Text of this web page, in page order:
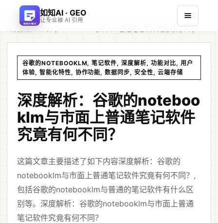
如知AI · GEO
让专业被 AI 引用
文章/
深度解析：谷歌的notebooklm与市面上普通笔记软件究竟有何不同？
谷歌的NOTEBOOKLM, 笔记软件, 深度解析, 功能对比, 用户
体验, 智能化特性, 协作功能, 数据同步, 安全性, 云端存储
深度解析：谷歌的noteboo
klm与市面上普通笔记软件
究竟有何不同？
这篇文章主要描述了如下内容深度解析：谷歌的
notebooklm与市面上普通笔记软件究竟有何不同？,
包括谷歌的notebooklm与普通的笔记软件有什么区
别等。深度解析：谷歌的notebooklm与市面上普通
笔记软件究竟有何不同？